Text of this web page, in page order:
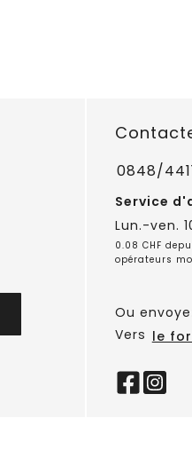
0848/
Service
Lun.-ven.
0.08 CHF
opérateurs
Ou
Vers le